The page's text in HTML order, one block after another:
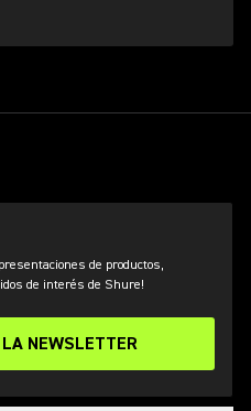
of Axient
software.
de productos,
de interés de Shure!
NEWSLETTER